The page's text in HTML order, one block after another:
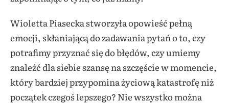
Wioletta Piasecka stworzyła opowieść pełną
emocji, skłaniającą do zadawania pytań o to, czy
potrafimy przyznać się do błędów, czy umiemy
znaleźć dla siebie szansę na szczęście w momencie,
który bardziej przypomina życiową katastrofę niż
początek czegoś lepszego? Nie wszystko można